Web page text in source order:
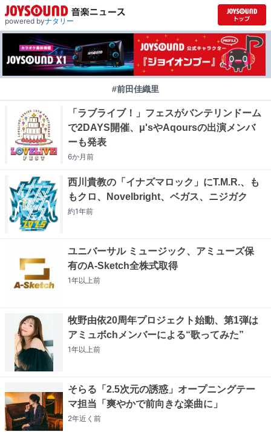
powered byナタリー
#前田佳織里
「ラブライブ！」フェスがバンテリンドーム
で2DAYS開催、μ'sやAqoursの出演メンバ
ーも発表
6か月前
西川貴教の「イナズマロック」にT.M.R.、も
もクロ、Novelbright、ベガス、ニジガク
約1年前
ユニバーサル ミュージック、アミューズ保
有のA-Sketch全株式取得
1年以上前
牧野由依20周年プロジェクト始動、第1弾は
アミュボchメンバーによる“歌ってみた”
1年以上前
そらる「2.5次元の誘惑」オープニングテー
マ担当「爽やかで前向きな楽曲に」
2年近く 前